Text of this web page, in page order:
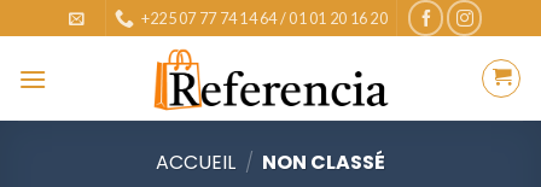
to
content
+225 07 77 74 14 64 / 01 01 20 16 20
ACCUEIL / NON CLASSÉ